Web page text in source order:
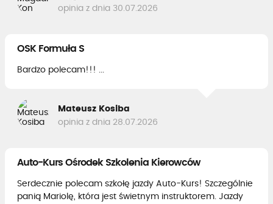
opinia z dnia 30.07.2026
OSK Formuła S
Bardzo polecam!!! ...
Mateusz Kosiba
opinia z dnia 28.07.2026
Auto-Kurs Ośrodek Szkolenia Kierowców
Serdecznie polecam szkołę jazdy Auto-Kurs! Szczególnie
panią Mariolę, która jest świetnym instruktorem. Jazdy